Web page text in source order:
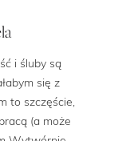
i śluby są
się z
to szczęście,
(a może